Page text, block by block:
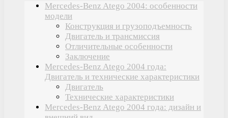
Mercedes-Benz Atego 2004: особенности
модели
Конструкция и грузоподъемность
Двигатель и трансмиссия
Отличительные особенности
Заключение
Mercedes-Benz Atego 2004 года:
Двигатель и технические характеристики
Двигатель
Технические характеристики
Mercedes-Benz Atego 2004 года: дизайн и